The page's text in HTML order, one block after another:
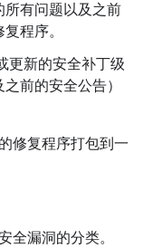
有问题以及之前
程序。
新的安全补丁级
前的安全公告）
修复程序打包到一
全漏洞的分类。